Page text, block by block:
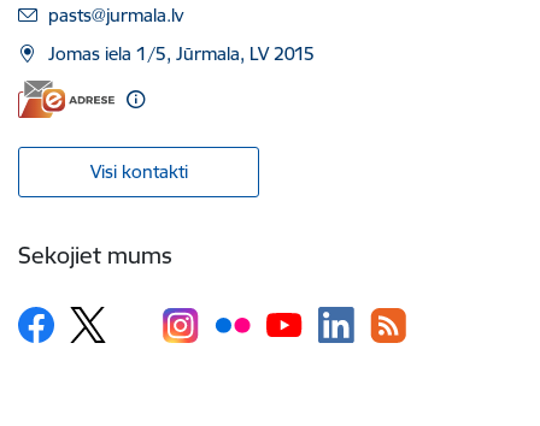
E-pasts:
pasts@jurmala.lv
Jomas iela 1/5, Jūrmala, LV 2015
Visi kontakti
Sekojiet mums